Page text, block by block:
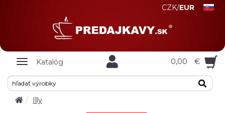
CZK/EUR
Zobrazit
Katalóg 0,00 €
Illy